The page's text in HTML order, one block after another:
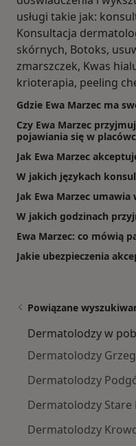
usługi takie jak:
Konsultacja
skórnych, Botoks,
zmarszczek, Kwas
krioterapia, peeling
Gdzie Ewa Marzec ma
Czy Ewa Marzec
pojawiania się w
Jak Ewa Marzec
W jakich językach
Jak Ewa Marzec umawia
W jakich godzinach
Ewa Marzec: co mówią
Jakie ubezpieczenia
Powiązane
Dermatolodzy w
Dermatolodzy
Dermatolodzy
Dermatolodzy Stare
Dermatolodzy